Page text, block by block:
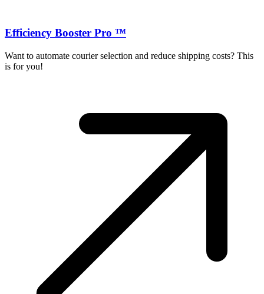
Efficiency Booster Pro ™
Want to automate courier selection and reduce shipping costs? This
is for you!